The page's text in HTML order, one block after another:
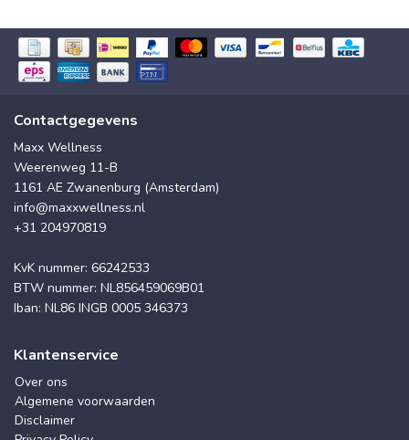
Contactgegevens
Maxx Wellness
Weerenweg 11-B
1161 AE Zwanenburg (Amsterdam)
info@maxxwellness.nl
+31 204970819
KvK nummer: 66242533
BTW nummer: NL856459069B01
Iban: NL86 INGB 0005 346373
Klantenservice
Over ons
Algemene voorwaarden
Disclaimer